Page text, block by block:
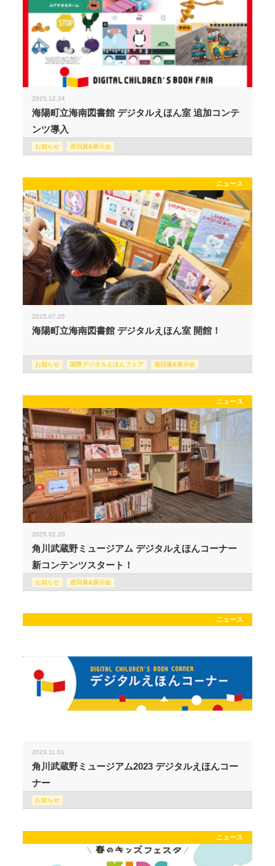
2025.12.24
海陽町立海南図書館 デジタルえほん室 追加コンテ
ンツ導入
お知らせ 巡回展&展示会
ニュース
2025.07.25
海陽町立海南図書館 デジタルえほん室 開館！
お知らせ 国際デジタルえほんフェア 巡回展&展示会
ニュース
2025.02.20
角川武蔵野ミュージアム デジタルえほんコーナー
新コンテンツスタート！
お知らせ 巡回展&展示会
ニュース
2023.11.01
角川武蔵野ミュージアム2023 デジタルえほんコー
ナー
お知らせ
ニュース